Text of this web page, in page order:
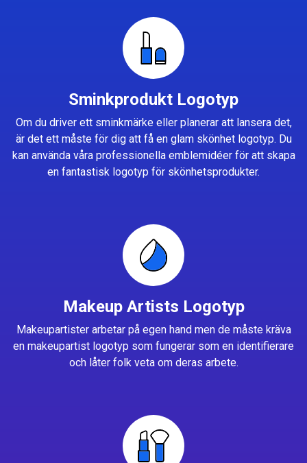
Sminkprodukt Logotyp
Om du driver ett sminkmärke eller planerar att lansera det,
är det ett måste för dig att få en glam skönhet logotyp. Du
kan använda våra professionella emblemidéer för att skapa
en fantastisk logotyp för skönhetsprodukter.
Makeup Artists Logotyp
Makeupartister arbetar på egen hand men de måste kräva
en makeupartist logotyp som fungerar som en identifierare
och låter folk veta om deras arbete.